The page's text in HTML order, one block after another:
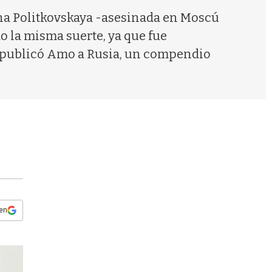
Politkovskaya -asesinada en Moscú
la misma suerte, ya que fue
Amo a Rusia, un compendio